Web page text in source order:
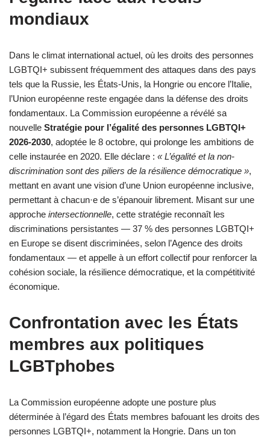
mondiaux
Dans le climat international actuel, où les droits des personnes
LGBTQI+ subissent fréquemment des attaques dans des pays
tels que la Russie, les États-Unis, la Hongrie ou encore l’Italie,
l’Union européenne reste engagée dans la défense des droits
fondamentaux. La Commission européenne a révélé sa
nouvelle Stratégie pour l’égalité des personnes LGBTQI+
2026-2030, adoptée le 8 octobre, qui prolonge les ambitions de
celle instaurée en 2020. Elle déclare : « L’égalité et la non-
discrimination sont des piliers de la résilience démocratique »,
mettant en avant une vision d’une Union européenne inclusive,
permettant à chacun·e de s’épanouir librement. Misant sur une
approche intersectionnelle, cette stratégie reconnaît les
discriminations persistantes — 37 % des personnes LGBTQI+
en Europe se disent discriminées, selon l’Agence des droits
fondamentaux — et appelle à un effort collectif pour renforcer la
cohésion sociale, la résilience démocratique, et la compétitivité
économique.
Confrontation avec les États
membres aux politiques
LGBTphobes
La Commission européenne adopte une posture plus
déterminée à l’égard des États membres bafouant les droits des
personnes LGBTQI+, notamment la Hongrie. Dans un ton